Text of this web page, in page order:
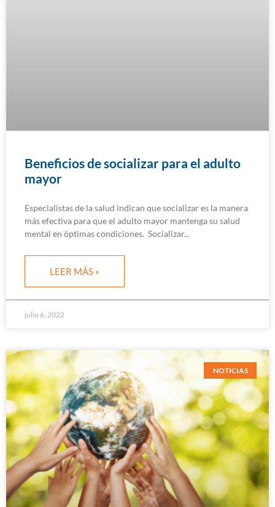
Beneficios de socializar para el adulto
mayor
Especialistas de la salud indican que socializar es la manera
más efectiva para que el adulto mayor mantenga su salud
mental en óptimas condiciones. Socializar
LEER MÁS »
julio 6, 2022
NOTICIAS